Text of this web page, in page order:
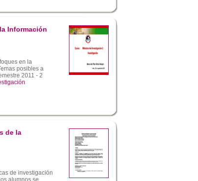
Información
en la
posibles a
2011 - 2
de la
de investigación
alumnos se